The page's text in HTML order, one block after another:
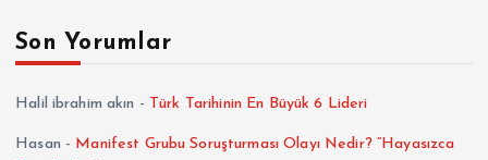
Son Yorumlar
Halil ibrahim akın - Türk Tarihinin En Büyük 6 Lideri
Hasan - Manifest Grubu Soruşturması Olayı Nedir? “Hayasızca